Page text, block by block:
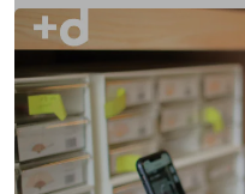
旬な話題やお役立ち資料などDXの
解決するヒントをお届けする記事サ
お役立ち資料ダウンロード
トレンド記事特集
IT用語集
中堅中小企業向け
サービス・ソリューション